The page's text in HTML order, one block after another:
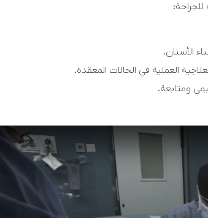
الأسنان.
العملية في الحالات المعقدة.
ومتابعة.